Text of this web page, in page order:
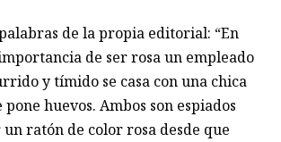
de la propia editorial: “En
de ser rosa un empleado
y tímido se casa con una chica
pone huevos. Ambos son espiados
ratón de color rosa desde que